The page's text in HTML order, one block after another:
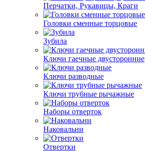
Перчатки, Рукавицы, Краги
Головки сменные торцовые
Зубила
Ключи гаечные двусторонние
Ключи разводные
Ключи трубные рычажные
Наборы отверток
Наковальни
Отвертки